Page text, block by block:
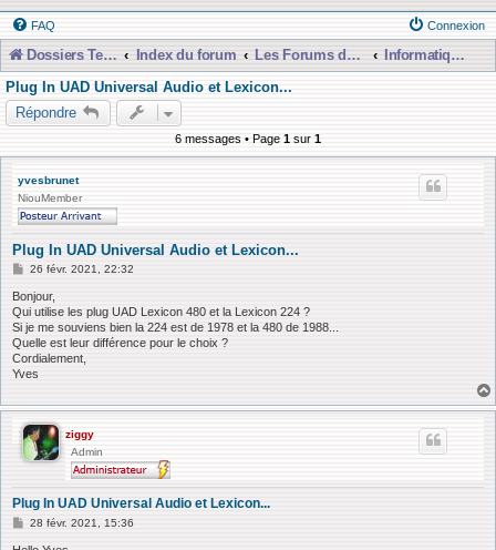
FAQ Connexion
Dossiers Techniques Index du forum Les Forums de Discussions
Informatique, Consoles Numériques et MAO
Plug In UAD Universal Audio et Lexicon...
Répondre
6 messages • Page 1 sur 1
yvesbrunet
NiouMember
Plug In UAD Universal Audio et Lexicon...
M
s
s
a
g
e
26 févr. 2021, 22:32
Bonjour,
Qui utilise les plug UAD Lexicon 480 et la Lexicon 224 ?
Si je me souviens bien la 224 est de 1978 et la 480 de 1988...
Quelle est leur différence pour le choix ?
Cordialement,
Yves
ziggy
Admin
Plug In UAD Universal Audio et Lexicon...
M28 févr. 2021, 15:36